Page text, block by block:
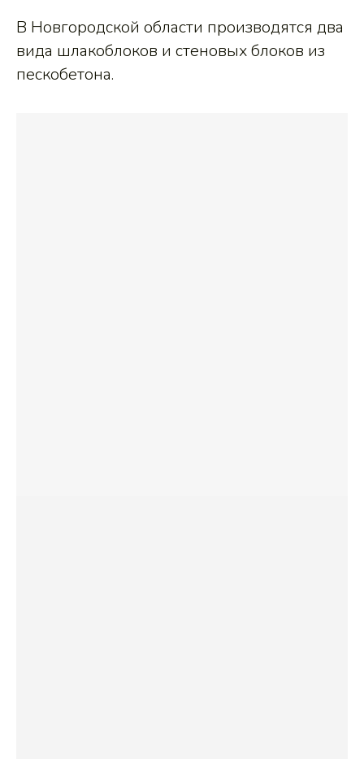
В Новгородской области производятся два
вида шлакоблоков и стеновых блоков из
пескобетона.